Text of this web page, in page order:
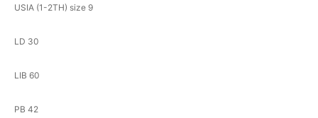
USIA (1-2TH) size 9
LD 30
LIB 60
PB 42